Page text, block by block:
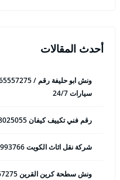
أحدث المقالات
سيارات 24/7
رقم فني تكييف كيفان 98025055 فني تكييف مركزي 24 ساعة
شركة نقل اثاث الكويت 50993766 هاف لوري وانيت نقل عفش
ونش سطحة كرين القرين 65557275 ونش سحب وانقاذ سيارات